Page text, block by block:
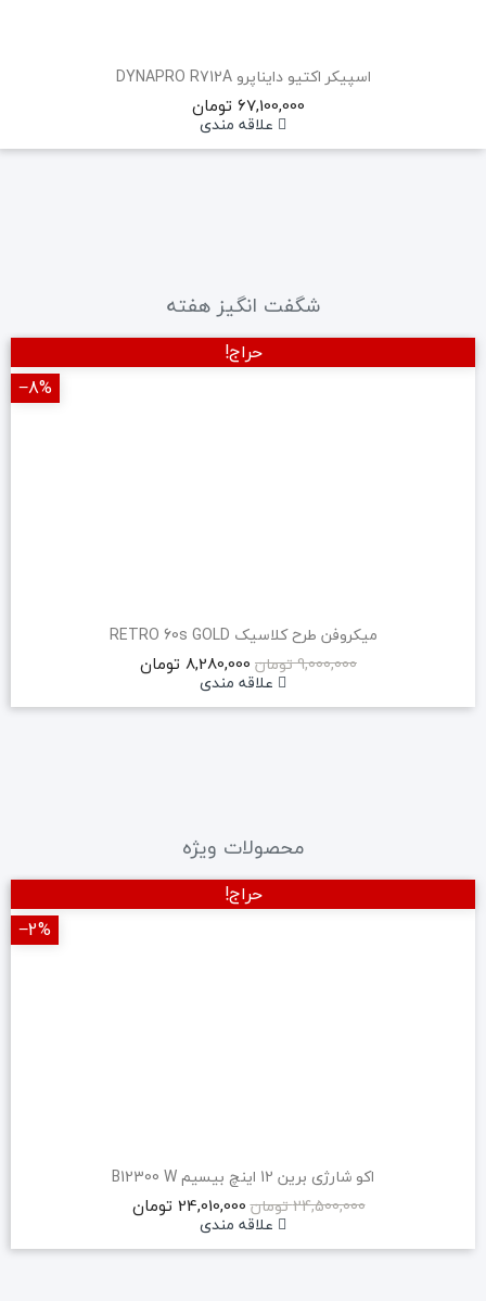
اسپیکر اکتیو دایناپرو DYNAPRO R712A
67,100,000 تومان
علاقه مندی
شگفت انگیز هفته
میکروفن طرح کلاسیک RETRO 60s GOLD
9,000,000 تومان
8,280,000 تومان
علاقه مندی
حراج!
‎−8%
محصولات ویژه
اکو شارژی برین 12 اینچ بیسیم B12300 W
24,500,000 تومان
24,010,000 تومان
علاقه مندی
حراج!
‎−2%